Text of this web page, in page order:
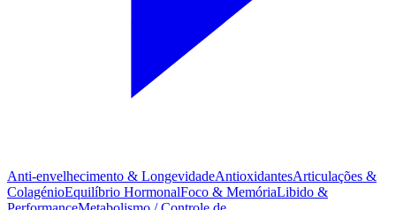
Anti-envelhecimento & LongevidadeAntioxidantesArticulações &
ColagénioEquilíbrio HormonalFoco & MemóriaLibido &